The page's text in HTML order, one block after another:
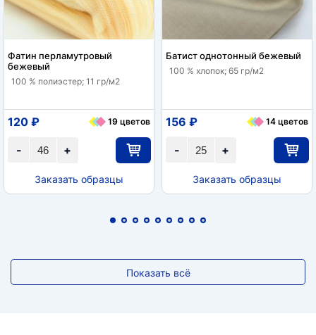
Фатин перламутровый
бежевый
100 % полиэстер; 11 гр/м2
+
-
120 ₽ 19 цветов
Заказать образцы
Батист однотонный бежевый
100 % хлопок; 65 гр/м2
+
-
156 ₽ 14 цветов
Заказать образцы
Показать всё